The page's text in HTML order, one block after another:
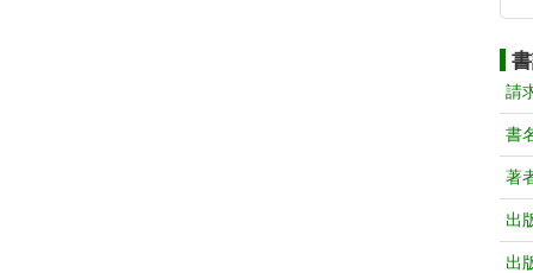
請
書
著
出
出